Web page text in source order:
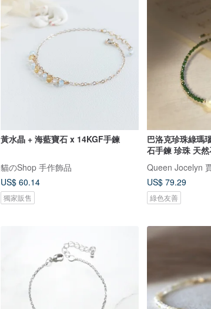
黃水晶 + 海藍寶石 x 14KGF手鍊
貓のShop 手作飾品
US$ 60.14
獨家販售
巴洛克珍珠綠瑪
石手鍊 珍珠 天
Queen Jocelyn
US$ 79.29
綠色友善